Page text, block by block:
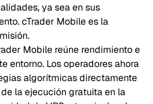
ya sea en sus
cTrader Mobile es la
Mobile reúne rendimiento e
entorno. Los operadores ahora
algorítmicas directamente
la ejecución gratuita en la